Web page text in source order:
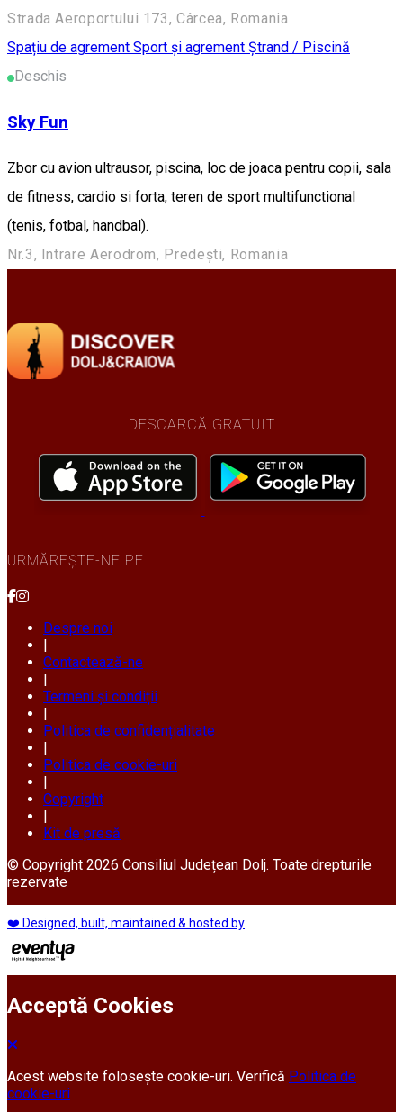
Strada Aeroportului 173, Cârcea, Romania
Spațiu de agrement Sport și agrement Ștrand / Piscină
Deschis
Sky Fun
Zbor cu avion ultrausor, piscina, loc de joaca pentru copii, sala
de fitness, cardio si forta, teren de sport multifunctional
(tenis, fotbal, handbal).
Nr.3, Intrare Aerodrom, Predești, Romania
DESCARCĂ GRATUIT
URMĂREȘTE-NE PE
Despre noi
Contactează-ne
Termeni și condiții
Politica de confidențialitate
Politica de cookie-uri
Copyright
Kit de presă
© Copyright 2026 Consiliul Județean Dolj. Toate drepturile
rezervate
❤️ Designed, built, maintained & hosted by
Acceptă Cookies
Acest website folosește cookie-uri. Verifică Politica de
cookie-uri